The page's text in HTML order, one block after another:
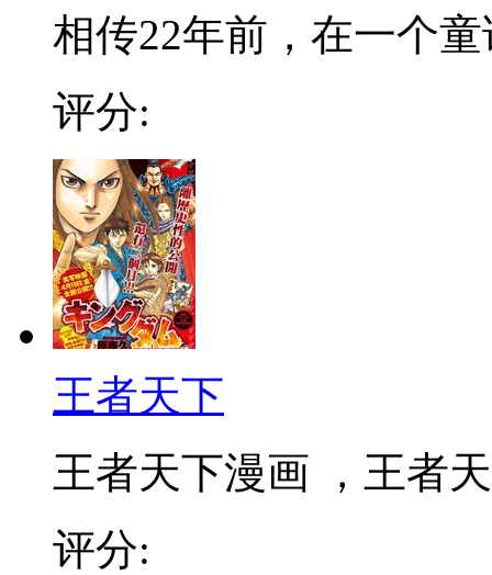
相传22年前，在一个
评分:
王者天下
王者天下漫画 ，王者
评分: